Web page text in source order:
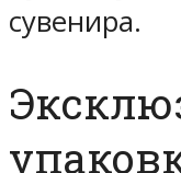
сувенира.